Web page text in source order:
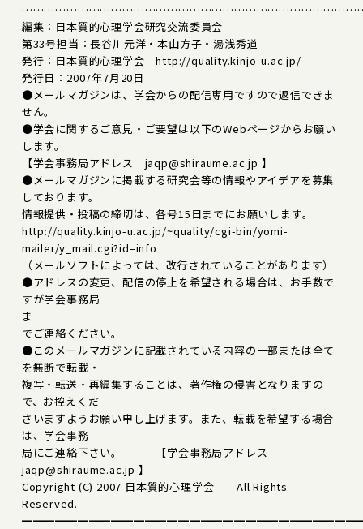
編集：日本質的心理学会研究交流委員会
第33号担当：長谷川元洋・本山方子・湯浅秀道
発行：日本質的心理学会 http://quality.kinjo-u.ac.jp/
発行日：2007年7月20日
●メールマガジンは、学会からの配信専用ですので返信できま
せん。
●学会に関するご意見・ご要望は以下のWebページからお願い
します。
【学会事務局アドレス jaqp@shiraume.ac.jp 】
●メールマガジンに掲載する研究会等の情報やアイデアを募集
しております。
情報提供・投稿の締切は、各号15日までにお願いします。
http://quality.kinjo-u.ac.jp/~quality/cgi-bin/yomi-
mailer/y_mail.cgi?id=info
（メールソフトによっては、改行されていることがあります）
●アドレスの変更、配信の停止を希望される場合は、お手数で
すが学会事務局
ま
でご連絡ください。
●このメールマガジンに記載されている内容の一部または全て
を無断で転載・
複写・転送・再編集することは、著作権の侵害となりますの
で、お控えくだ
さいますようお願い申し上げます。また、転載を希望する場合
は、学会事務
局にご連絡下さい。 【学会事務局アドレス
jaqp@shiraume.ac.jp 】
Copyright (C) 2007 日本質的心理学会 All Rights
Reserved.